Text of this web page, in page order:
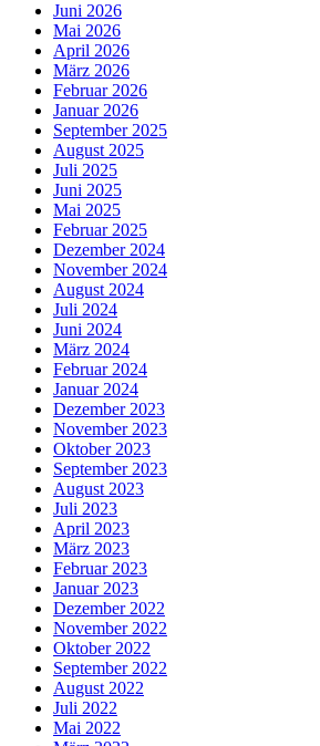
Juni 2026
Mai 2026
April 2026
März 2026
Februar 2026
Januar 2026
September 2025
August 2025
Juli 2025
Juni 2025
Mai 2025
Februar 2025
Dezember 2024
November 2024
August 2024
Juli 2024
Juni 2024
März 2024
Februar 2024
Januar 2024
Dezember 2023
November 2023
Oktober 2023
September 2023
August 2023
Juli 2023
April 2023
März 2023
Februar 2023
Januar 2023
Dezember 2022
November 2022
Oktober 2022
September 2022
August 2022
Juli 2022
Mai 2022